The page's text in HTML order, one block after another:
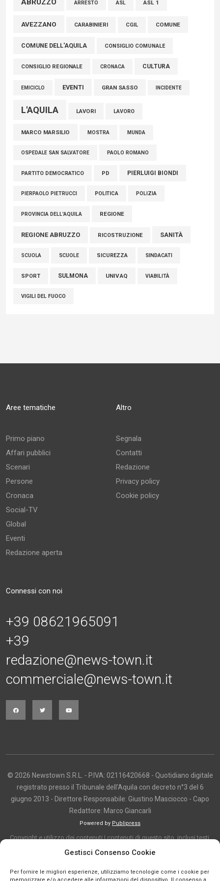
Gestisci Consenso Cookie
Per fornire le migliori esperienze, utilizziamo tecnologie come i cookie per
TRAGUARDO STORICO
05 Agosto 2026
ABRUZZO ARRESTO ASL ASL 1
AVEZZANO CARABINIERI CGIL COMUNE
COMUNE DELL'AQUILA CONSIGLIO COMUNALE
CONSIGLIO REGIONALE CRONACA CULTURA
EMICICLO EVENTI GRAN SASSO INCIDENTE
L'AQUILA LAVORI LAVORO
MARCO MARSILIO MOSTRA MUNDA
OSPEDALE SAN SALVATORE PAOLO ROMANO
PARTITO DEMOCRATICO PD PIERLUIGI BIONDI
PIERPAOLO PIETRUCCI POLITICA POLIZIA
PROVINCIA DELL'AQUILA REGIONE
REGIONE ABRUZZO RICOSTRUZIONE SANITÀ
SCUOLA SCUOLE SICUREZZA SINDACATI
SPORT SULMONA UNIVAQ VIABILITÀ
VIGILI DEL FUOCO
Aree tematiche
Primo piano
Affari pubblici
Scenari
Persone
Cronaca
Social-TV
Global
Eventi
Redazione aperta
Altro
Segnala
Contatti
Redazione
Privacy policy
Cookie policy
Connessi con noi
+39 08621965091
+39
redazione@news-town.it
commerciale@news-town.it
© 2026 Newstown S.R.L. - P.IVA: 02116420668 - Quotidiano digitale
registrato presso il Tribunale dell'Aquila con decreto n°3 del 6
giugno 2013 - Direttore Responsabile: Giustino Masciocco - Capo
Redattore: Marco Giancarli
Powered by Publipress
Copyright e utilizzo dei contenuti I contenuti di questo sito, inclusi testi,
articoli, immagini, fotografie, video e grafica, sono protetti da copyright e
indicazione. La riproduzione totale o parziale dei contenuti è consentita